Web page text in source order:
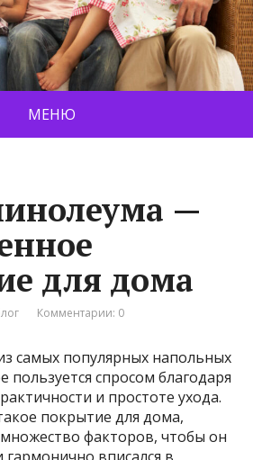
МЕНЮ
—
для дома
Комментарии: 0
самых популярных напольных
пользуется спросом благодаря
и простоте ухода.
покрытие для дома,
факторов, чтобы он